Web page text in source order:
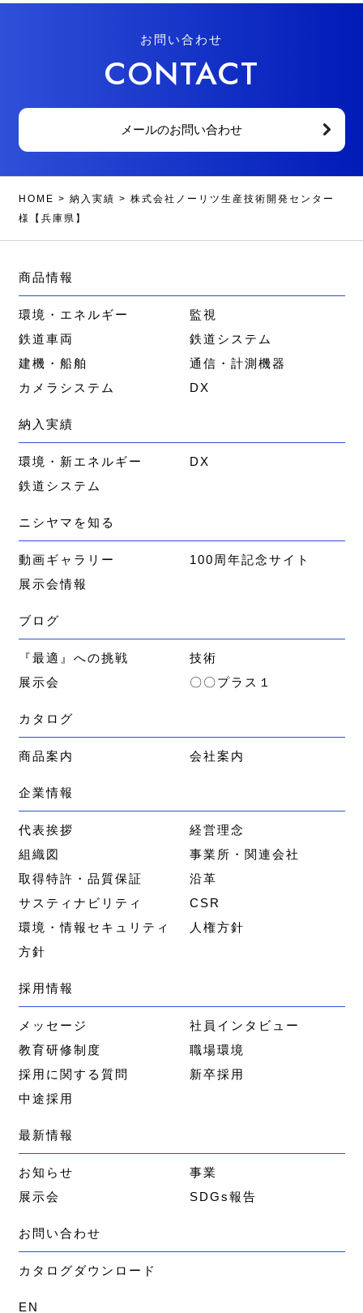
お問い合わせ
CONTACT
メールのお問い合わせ
HOME > 納入実績 > 株式会社ノーリツ生産技術開発センター
様【兵庫県】
商品情報
環境・エネルギー
監視
鉄道車両
鉄道システム
建機・船舶
通信・計測機器
カメラシステム
DX
納入実績
環境・新エネルギー
DX
鉄道システム
ニシヤマを知る
動画ギャラリー
100周年記念サイト
展示会情報
ブログ
『最適』への挑戦
技術
展示会
〇〇プラス１
カタログ
商品案内 会社案内
企業情報
代表挨拶
経営理念
組織図
事業所・関連会社
取得特許・品質保証
沿革
サスティナビリティ
CSR
環境・情報セキュリティ
方針
人権方針
採用情報
メッセージ
社員インタビュー
教育研修制度
職場環境
採用に関する質問
新卒採用
中途採用
最新情報
お知らせ
事業
展示会
SDGs報告
お問い合わせ
カタログダウンロード
EN